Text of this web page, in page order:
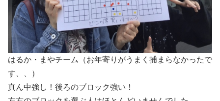
はるか・まやチーム（お年寄りがうまく捕まらなかったで
す、、）
真ん中強し！後ろのブロック強い！